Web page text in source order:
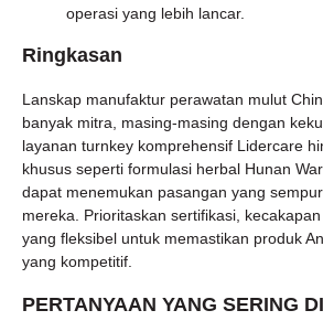
operasi yang lebih lancar.
Ringkasan
Lanskap manufaktur perawatan mulut
banyak mitra, masing-masing dengan
layanan turnkey komprehensif Lidercare
khusus seperti formulasi herbal Hunan
dapat menemukan pasangan yang
mereka. Prioritaskan sertifikasi,
yang fleksibel untuk memastikan produk
yang kompetitif.
PERTANYAAN YANG SERING